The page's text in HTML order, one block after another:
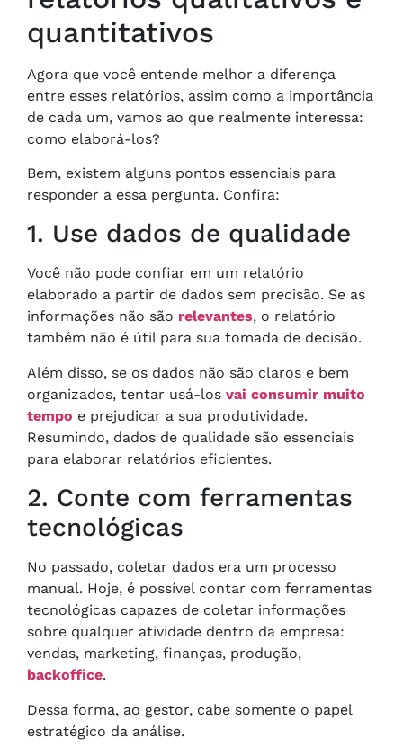
quantitativos
Agora que você entende melhor a diferença
entre esses relatórios, assim como a importância
de cada um, vamos ao que realmente interessa:
como elaborá-los?
Bem, existem alguns pontos essenciais para
responder a essa pergunta. Confira:
1. Use dados de qualidade
Você não pode confiar em um relatório
elaborado a partir de dados sem precisão. Se as
informações não são relevantes, o relatório
também não é útil para sua tomada de decisão.
Além disso, se os dados não são claros e bem
organizados, tentar usá-los vai consumir muito
tempo e prejudicar a sua produtividade.
Resumindo, dados de qualidade são essenciais
para elaborar relatórios eficientes.
2. Conte com ferramentas
tecnológicas
No passado, coletar dados era um processo
manual. Hoje, é possível contar com ferramentas
tecnológicas capazes de coletar informações
sobre qualquer atividade dentro da empresa:
vendas, marketing, finanças, produção,
backoffice.
Dessa forma, ao gestor, cabe somente o papel
estratégico da análise.